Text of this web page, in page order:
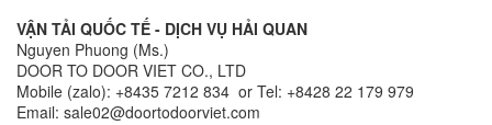
VẬN TẢI QUỐC TẾ - DỊCH VỤ HẢI QUAN
Nguyen Phuong (Ms.)
DOOR TO DOOR VIET CO., LTD
Mobile (zalo): +8435 7212 834 or Tel: +8428 22 179 979
Email: sale02@doortodoorviet.com